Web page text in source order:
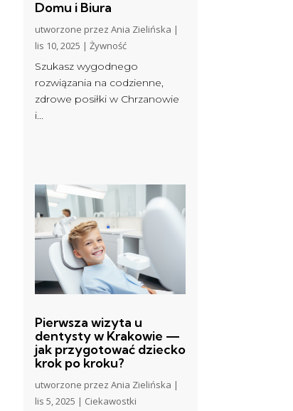
Domu i Biura
utworzone przezAnia Zielińska |
lis 10, 2025 |Żywność
Szukasz wygodnego
rozwiązania na codzienne,
zdrowe posiłki w Chrzanowie
i...
Pierwsza wizyta u
dentysty w Krakowie —
jak przygotować dziecko
krok po kroku?
utworzone przezAnia Zielińska |
lis 5, 2025 | Ciekawostki